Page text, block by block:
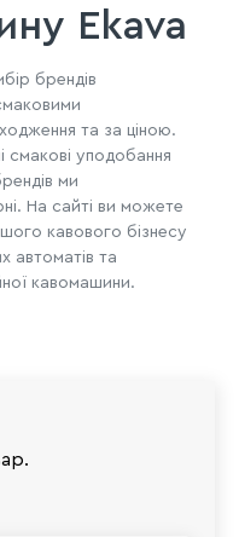
Ekava
брендів
та за ціною.
смакові уподобання
ми
На сайті ви можете
кавового бізнесу
автоматів та
кавомашини.